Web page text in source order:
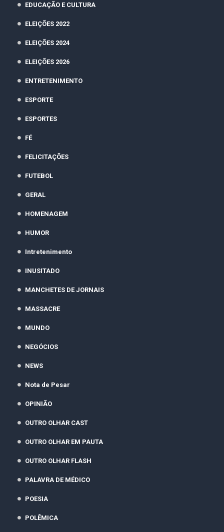
EDUCAÇÃO E CULTURA
ELEIÇÕES 2022
ELEIÇÕES 2024
ELEIÇÕES 2026
ENTRETENIMENTO
ESPORTE
ESPORTES
FÉ
FELICITAÇÕES
FUTEBOL
GERAL
HOMENAGEM
HUMOR
Intretenimento
INUSITADO
MANCHETES DE JORNAIS
MASSACRE
MUNDO
NEGÓCIOS
NEWS
Nota de Pesar
OPINIÃO
OUTRO OLHAR CAST
OUTRO OLHAR EM PAUTA
OUTRO OLHAR FLASH
PALAVRA DE MÉDICO
POESIA
POLÊMICA